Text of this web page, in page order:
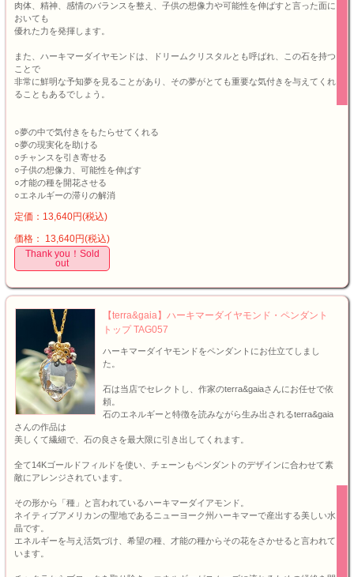
肉体、精神、感情のバランスを整え、子供の想像力や可能性を伸ばすと言った面に
おいても
優れた力を発揮します。
また、ハーキマーダイヤモンドは、ドリームクリスタルとも呼ばれ、この石を持つ
ことで
非常に鮮明な予知夢を見ることがあり、その夢がとても重要な気付きを与えてくれ
ることもあるでしょう。
○夢の中で気付きをもたらせてくれる
○夢の現実化を助ける
○チャンスを引き寄せる
○子供の想像力、可能性を伸ばす
○才能の種を開花させる
○エネルギーの滞りの解消
定価：13,640円(税込)
価格： 13,640円(税込)
Thank you！Sold
out
【terra&gaia】ハーキマーダイヤモンド・ペンダント
トップ TAG057
ハーキマーダイヤモンドをペンダントにお仕立てしまし
た。
石は当店でセレクトし、作家のterra&gaiaさんにお任せで依
頼。
石のエネルギーと特徴を読みながら生み出されるterra&gaia
さんの作品は
美しくて繊細で、石の良さを最大限に引き出してくれます。
全て14Kゴールドフィルドを使い、チェーンもペンダントのデザインに合わせて素
敵にアレンジされています。
その形から「種」と言われているハーキマーダイアモンド。
ネイティブアメリカンの聖地であるニューヨーク州ハーキマーで産出する美しい水
晶です。
エネルギーを与え活気づけ、希望の種、才能の種からその花をさかせると言われて
います。